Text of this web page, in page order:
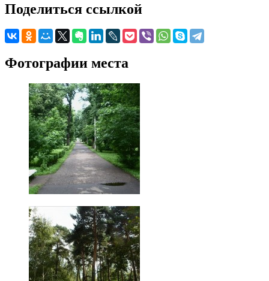
Поделиться ссылкой
Фотографии места